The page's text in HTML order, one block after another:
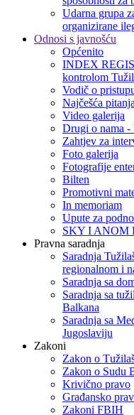
Udarna grupa
organizirane
Odnosi s javnošću
Općenito
INDEX
kontrolom
Vodič o
Najčešća pitanja
Video galerija
Drugi o nama -
Zahtjev za
Foto galerija
Fotografije
Bilten
Promotivni
In memoriam
Upute za
SKY I ANOM
Pravna saradnja
Saradnja
regionalnom i
Saradnja sa
Saradnja sa
Balkana
Saradnja sa
Jugoslaviju
Zakoni
Zakon o
Zakon o Sudu
Krivično pravo
Građansko
Zakoni FBIH